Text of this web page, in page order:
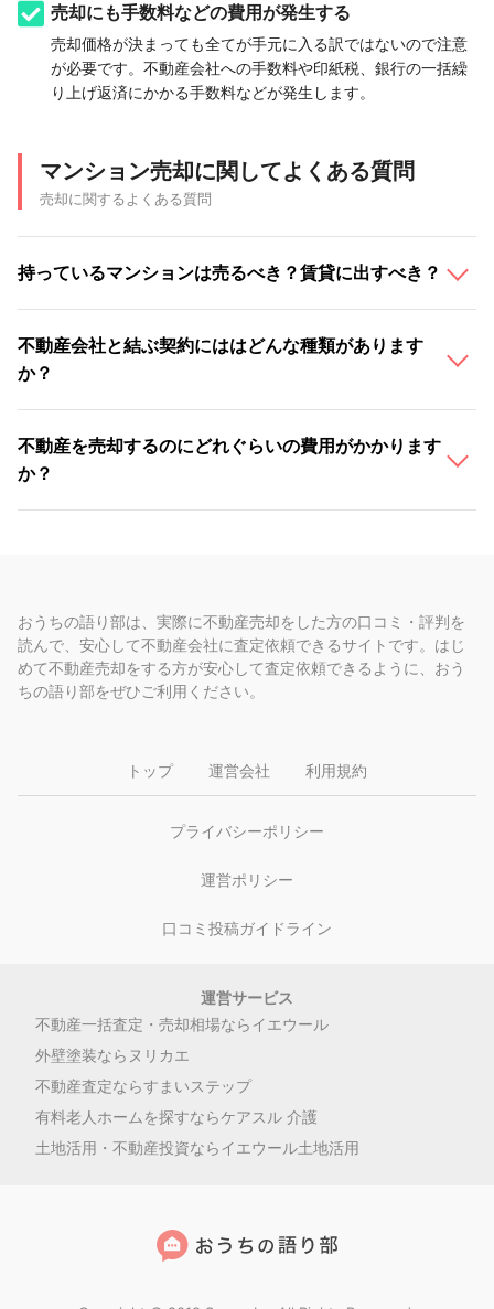
売却にも手数料などの費用が発生する
売却価格が決まっても全てが手元に入る訳ではないので注意
が必要です。不動産会社への手数料や印紙税、銀行の一括繰
り上げ返済にかかる手数料などが発生します。
マンション売却に関してよくある質問
売却に関するよくある質問
持っているマンションは売るべき？賃貸に出すべき？
不動産会社と結ぶ契約にははどんな種類があります
か？
不動産を売却するのにどれぐらいの費用がかかります
か？
おうちの語り部は、実際に不動産売却をした方の口コミ・評判を
読んで、安心して不動産会社に査定依頼できるサイトです。はじ
めて不動産売却をする方が安心して査定依頼できるように、おう
ちの語り部をぜひご利用ください。
トップ 運営会社 利用規約
プライバシーポリシー
運営ポリシー
口コミ投稿ガイドライン
運営サービス
不動産一括査定・売却相場ならイエウール
外壁塗装ならヌリカエ
不動産査定ならすまいステップ
有料老人ホームを探すならケアスル 介護
土地活用・不動産投資ならイエウール土地活用